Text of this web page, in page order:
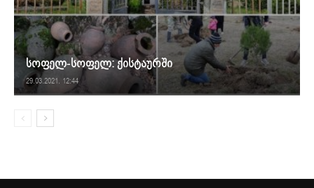
სოფელ-სოფელ: ქისტაურში
29.03.2021. 12:44